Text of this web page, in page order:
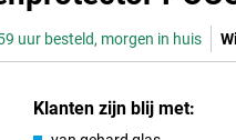
uur besteld, morgen in huis
Klanten zijn blij met: